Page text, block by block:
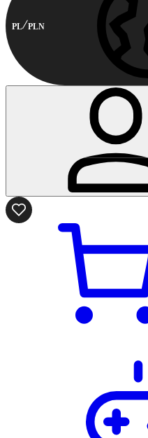
PL PLN